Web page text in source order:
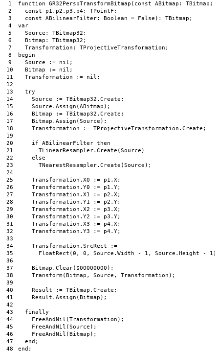
1
2
3
4
5
6
7
8
9
10
11
12
13
14
15
16
17
18
19
20
21
22
23
24
25
26
27
28
29
30
31
32
33
34
35
36
37
38
39
40
41
42
43
44
45
46
47
48
function GR32PerspTransformBitmap ( const ABitmap : TBitmap ;
const
p1 , p2 , p3 , p4: TPointF ;
const
ABilinearFilter: Boolean = False ) : TBitmap ;
var
Source : TBitmap32 ;
Bitmap : TBitmap32 ;
Transformation : TProjectiveTransformation ;
begin
Source
: = nil ;
Bitmap
: = nil ;
Transformation
: = nil ;
try
Source
: = TBitmap32 . Create ;
Source . Assign ( ABitmap ) ;
Bitmap
: = TBitmap32 . Create ;
Bitmap . Assign ( Source ) ;
Transformation
: = TProjectiveTransformation . Create ;
if ABilinearFilter then
TLinearResampler. Create ( Source )
else
TNearestResampler. Create ( Source ) ;
Transformation . X0 : = p1 . X;
Transformation . Y0 : = p1 . Y;
Transformation . X1 : = p2 . X;
Transformation . Y1 : = p2 . Y;
Transformation . X2 : = p3 . X;
Transformation . Y2 : = p3 . Y;
Transformation . X3 : = p4. X;
Transformation . Y3 : = p4. Y;
Transformation . SrcRect : =
FloatRect ( 0 , 0 , Source . Width - 1 , Source . Height - 1 )
Bitmap . Clear( $00000000 ) ;
Transform( Bitmap , Source , Transformation ) ;
Result : = TBitmap . Create ;
Result . Assign ( Bitmap ) ;
finally
FreeAndNil ( Transformation ) ;
FreeAndNil ( Source ) ;
FreeAndNil ( Bitmap ) ;
end ;
end ;